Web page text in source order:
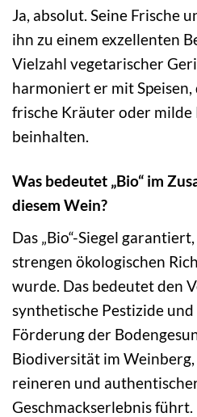
Ja, absolut. Seine Frische
ihn zu einem exzellenten
Vielzahl vegetarischer
harmoniert er mit Speisen,
frische Kräuter oder milde
beinhalten.
Was bedeutet „Bio“ im
diesem Wein?
Das „Bio“-Siegel
strengen ökologischen
wurde. Das bedeutet den
synthetische Pestizide
Förderung der
Biodiversität im Weinberg,
reineren und
Geschmackserlebnis führt.